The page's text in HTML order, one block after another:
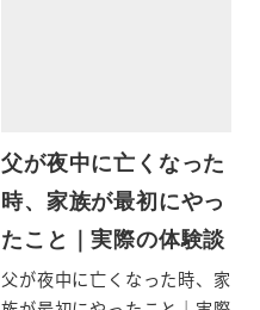
父が夜中に亡くなった
時、家族が最初にやっ
たこと｜実際の体験談
父が夜中に亡くなった時、家